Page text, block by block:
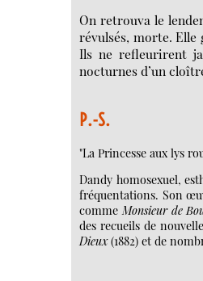
On retrouva le
révulsés, morte. Elle
Ils ne refleurirent
nocturnes d’un
P.-S.
"La Princesse aux lys
Dandy homosexuel,
fréquentations. Son
commeMonsieur de
des recueils de
Dieux(1882) et de